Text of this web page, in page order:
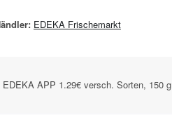
EDEKA Frischemarkt
APP 1.29€ versch. Sorten, 150 g